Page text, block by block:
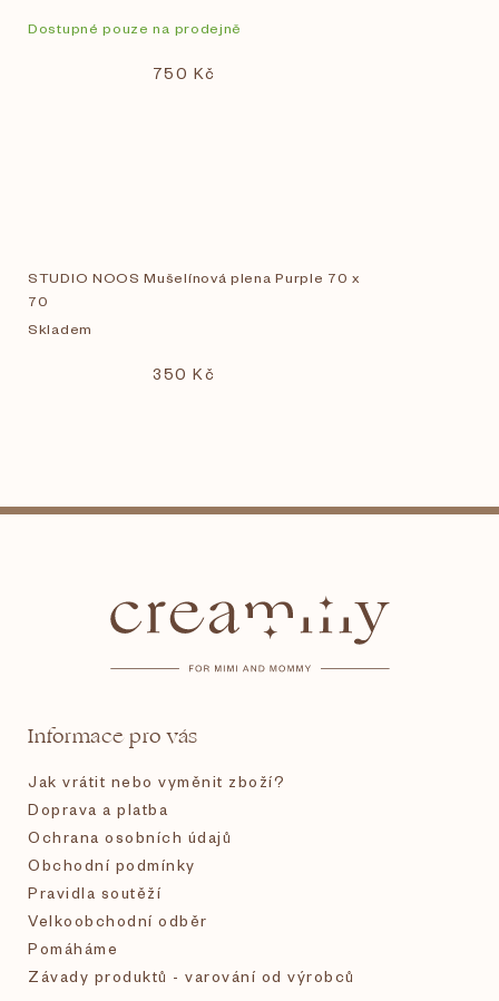
Dostupné pouze na prodejně
750 Kč
STUDIO NOOS Mušelínová plena Purple 70 x
70
Skladem
350 Kč
Informace pro vás
Jak vrátit nebo vyměnit zboží?
Doprava a platba
Ochrana osobních údajů
Obchodní podmínky
Pravidla soutěží
Velkoobchodní odběr
Pomáháme
Závady produktů - varování od výrobců